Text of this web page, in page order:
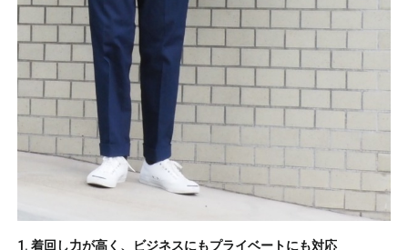
1. 着回し力が高く、ビジネスにもプライベートにも対応